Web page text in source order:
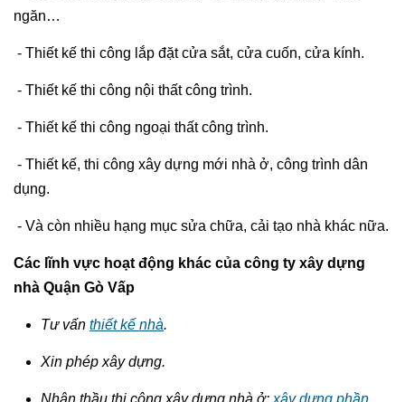
ngăn…
- Thiết kế thi công lắp đặt cửa sắt, cửa cuốn, cửa kính.
- Thiết kế thi công nội thất công trình.
- Thiết kế thi công ngoại thất công trình.
- Thiết kế, thi công xây dựng mới nhà ở, công trình dân
dụng.
- Và còn nhiều hạng mục sửa chữa, cải tạo nhà khác nữa.
Các lĩnh vực hoạt động khác của công ty xây dựng
nhà Quận Gò Vấp
Tư vấn thiết kế nhà.
Xin phép xây dựng.
Nhận thầu thi công xây dựng nhà ở: xây dựng phần